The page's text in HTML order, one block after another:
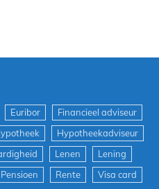
Euribor
Financieel adviseur
Hypotheekadviseur
Lenen
Lening
Pensioen Rente Visa card